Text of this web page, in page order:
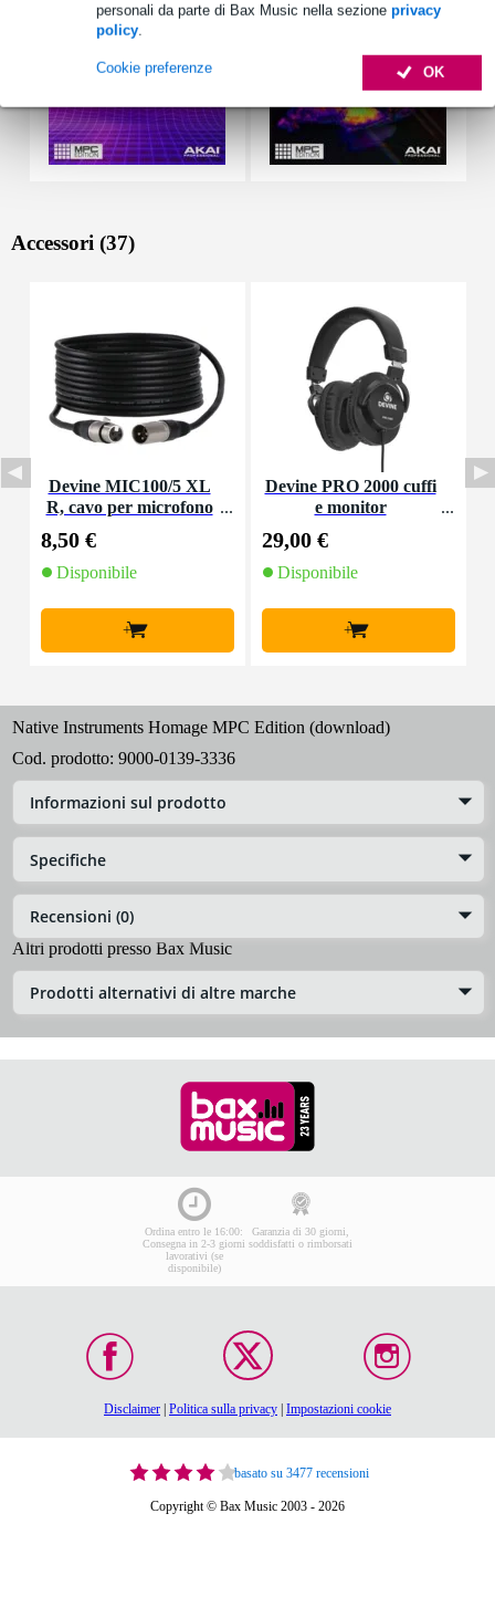
personali da parte di Bax Music nella sezione privacy
policy.
OK
Cookie preferenze
Accessori (37)
Devine MIC100/5 XL
R, cavo per microfono
8,50 €
Disponibile
+
Devine PRO 2000 cuffi
e monitor
29,00 €
Disponibile
+
Native Instruments Homage MPC Edition (download)
Cod. prodotto: 9000-0139-3336
Informazioni sul prodotto
Specifiche
Recensioni (0)
Altri prodotti presso Bax Music
Prodotti alternativi di altre marche
Ordina entro le 16:00:
Consegna in 2-3 giorni
lavorativi (se
disponibile)
Garanzia di 30 giorni,
soddisfatti o rimborsati
Disclaimer Politica sulla privacy Impostazioni cookie
basato su 3477 recensioni
Copyright © Bax Music 2003 - 2026